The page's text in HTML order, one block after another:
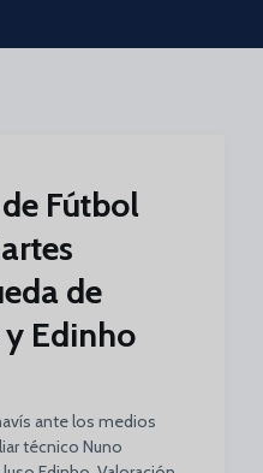
Fútbol
de
Edinho
ante los medios
técnico Nuno